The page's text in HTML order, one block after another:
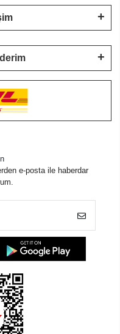
e-posta ile haberdar